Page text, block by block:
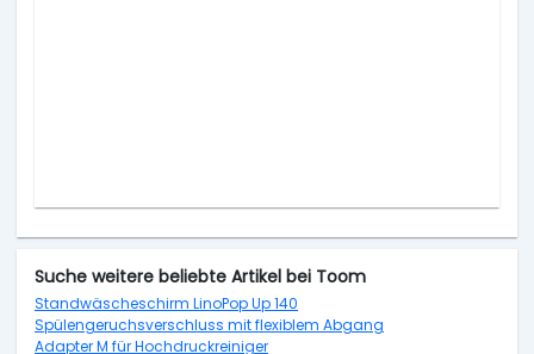
Suche weitere beliebte Artikel bei Toom
Standwäscheschirm LinoPop Up 140
Spülengeruchsverschluss mit flexiblem Abgang
Adapter M für Hochdruckreiniger